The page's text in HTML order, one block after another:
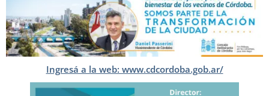
Ingresá a la web: www.cdcordoba.gob.ar/